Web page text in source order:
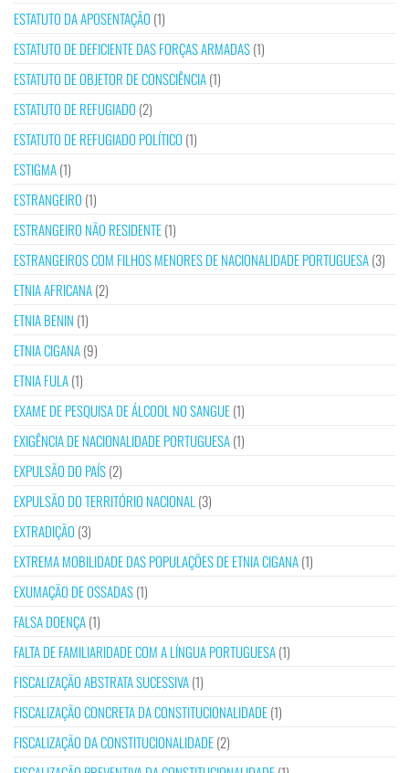
ESTATUTO DA APOSENTAÇÃO (1)
ESTATUTO DE DEFICIENTE DAS FORÇAS ARMADAS(1)
ESTATUTO DE OBJETOR DE CONSCIÊNCIA(1)
ESTATUTO DE REFUGIADO (2)
ESTATUTO DE REFUGIADO POLÍTICO (1)
ESTIGMA(1)
ESTRANGEIRO (1)
ESTRANGEIRO NÃO RESIDENTE(1)
ESTRANGEIROS COM FILHOS MENORES DE NACIONALIDADE PORTUGUESA(3)
ETNIA AFRICANA(2)
ETNIA BENIN (1)
ETNIA CIGANA(9)
ETNIA FULA(1)
EXAME DE PESQUISA DE ÁLCOOL NO SANGUE(1)
EXIGÊNCIA DE NACIONALIDADE PORTUGUESA(1)
EXPULSÃO DO PAÍS(2)
EXPULSÃO DO TERRITÓRIO NACIONAL(3)
EXTRADIÇÃO (3)
EXTREMA MOBILIDADE DAS POPULAÇÕES DE ETNIA CIGANA(1)
EXUMAÇÃO DE OSSADAS(1)
FALSA DOENÇA(1)
FALTA DE FAMILIARIDADE COM A LÍNGUA PORTUGUESA(1)
FISCALIZAÇÃO ABSTRATA SUCESSIVA(1)
FISCALIZAÇÃO CONCRETA DA CONSTITUCIONALIDADE(1)
FISCALIZAÇÃO DA CONSTITUCIONALIDADE(2)